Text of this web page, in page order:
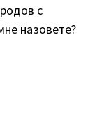
с
назовете?